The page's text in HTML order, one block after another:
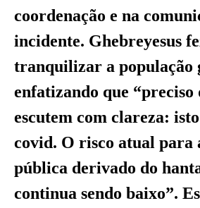
coordenação e na
incidente. Ghebreyesus
tranquilizar a população
enfatizando que “preciso
escutem com clareza:
covid. O risco atual para
pública derivado do
continua sendo baixo”.